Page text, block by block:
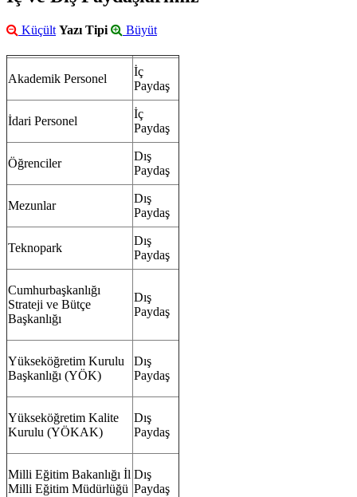
Küçült Yazı Tipi Büyüt
Akademik Personel
İç
Paydaş
İdari Personel
İç
Paydaş
Öğrenciler
Dış
Paydaş
Mezunlar
Dış
Paydaş
Teknopark
Dış
Paydaş
Cumhurbaşkanlığı
Strateji ve Bütçe
Başkanlığı
Dış
Paydaş
Yükseköğretim Kurulu
Başkanlığı (YÖK)
Dış
Paydaş
Yükseköğretim Kalite
Kurulu (YÖKAK)
Dış
Paydaş
Milli Eğitim Bakanlığı İl
Milli Eğitim Müdürlüğü
Dış
Paydaş